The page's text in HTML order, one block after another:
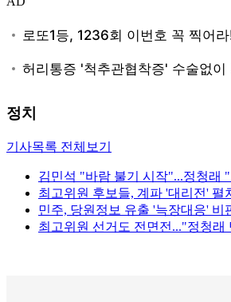
정치
기사목록 전체보기
김민석 "바람 불기 시작"...정청래
최고위원 후보들, 계파 '대리전' 펼
민주, 당원정보 유출 '늑장대응' 비
최고위원 선거도 전면전..."정청래